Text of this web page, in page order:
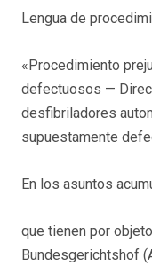
Lengua de
«Procedimiento
defectuosos —
desfibriladores
supuestamente
En los asuntos
que tienen por
Bundesgerichtshof